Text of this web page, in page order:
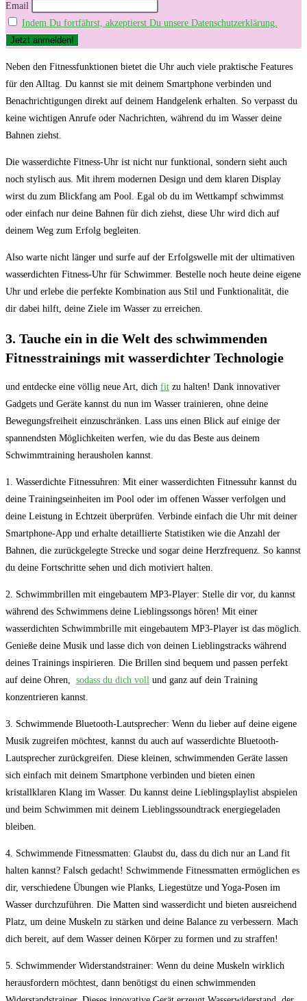
Email
Indem Du fortfährst, akzeptierst Du unsere Datenschutzerklärung.
Neben den Fitnessfunktionen bietet die ​Uhr auch viele praktische Features
für den Alltag. Du kannst sie mit deinem Smartphone verbinden ⁢und
Benachrichtigungen‌ direkt auf deinem Handgelenk‍ erhalten. So verpasst ⁢du
keine wichtigen Anrufe ‌oder ⁣Nachrichten, während du im Wasser deine
Bahnen ziehst.
Die wasserdichte Fitness-Uhr ist nicht nur funktional, sondern sieht auch
noch ‌stylisch⁣ aus. Mit ihrem modernen ⁤Design und dem klaren Display​
wirst ‌du‍ zum Blickfang am Pool. Egal ob du im ‍Wettkampf schwimmst
oder einfach nur deine Bahnen für⁣ dich ziehst, diese Uhr‍ wird ⁣dich auf
deinem Weg‌ zum Erfolg begleiten.
Also warte nicht ⁣länger und surfe⁣ auf der‍ Erfolgswelle mit der ultimativen
wasserdichten Fitness-Uhr für Schwimmer. ‍Bestelle‍ noch heute ​deine ‌eigene
Uhr und erlebe die perfekte Kombination aus Stil und‌ Funktionalität, die
dir dabei hilft, deine Ziele im Wasser zu erreichen.
3. Tauche ein in die Welt des schwimmenden
Fitnesstrainings mit wasserdichter ⁤Technologie
und entdecke eine völlig⁣ neue ⁤Art, dich fit zu halten! Dank innovativer
Gadgets und ‍Geräte kannst du nun im Wasser trainieren, ohne deine⁢
Bewegungsfreiheit einzuschränken. ⁣Lass uns einen Blick auf ⁢einige‍ der
spannendsten⁢ Möglichkeiten werfen, wie du das Beste ⁤aus deinem‍
Schwimmtraining herausholen kannst.
1.‍ Wasserdichte Fitnessuhren: ​Mit einer ‍wasserdichten Fitnessuhr ‍kannst du
deine​ Trainingseinheiten im Pool oder im offenen Wasser ⁢verfolgen und
deine​ Leistung in Echtzeit überprüfen. Verbinde einfach die⁣ Uhr mit⁤ deiner
Smartphone-App und⁢ erhalte detaillierte ⁤Statistiken wie die Anzahl​ der
Bahnen, die zurückgelegte ⁢Strecke und sogar deine Herzfrequenz. ‍So ‍kannst
du deine Fortschritte sehen und dich motiviert halten.
2.⁤ Schwimmbrillen ⁢mit eingebautem MP3-Player: Stelle dir vor, du ⁢kannst
während des Schwimmens deine Lieblingssongs hören! Mit einer
wasserdichten Schwimmbrille ​mit ‌eingebautem MP3-Player ist​ das möglich.
Genieße deine​ Musik‌ und lasse dich von deinen‌ Lieblingstracks‍ während
deines Trainings‍ inspirieren.‍ Die Brillen sind ⁤bequem und passen‍ perfekt
auf⁢ deine Ohren, ​ sodass du dich voll und ganz auf ‌dein Training
konzentrieren kannst.
3. Schwimmende Bluetooth-Lautsprecher: Wenn du lieber auf‍ deine eigene
Musik zugreifen ⁣möchtest,⁤ kannst du auch auf wasserdichte Bluetooth-
Lautsprecher zurückgreifen. Diese kleinen, schwimmenden​ Geräte lassen ​
sich einfach mit deinem ‍Smartphone ​verbinden und bieten einen
kristallklaren Klang⁢ im⁤ Wasser.⁣ Du‌ kannst ​deine Lieblingsplaylist abspielen
und beim Schwimmen mit‍ deinem Lieblingssoundtrack energiegeladen​
bleiben.
4. Schwimmende Fitnessmatten: ⁤Glaubst du, dass du dich​ nur an⁤ Land fit⁢
halten kannst? ‍Falsch gedacht! Schwimmende Fitnessmatten ermöglichen‍ es
dir, ⁢verschiedene Übungen wie Planks, Liegestütze ​und Yoga-Posen⁢ im
‍Wasser durchzuführen. ⁣Die Matten sind wasserdicht und⁤ bieten ⁢ausreichend
Platz, um deine Muskeln ‌zu ‍stärken und⁣ deine ​Balance ‍zu verbessern. Mach
‍dich‌ bereit, auf dem Wasser deinen Körper ⁢zu formen und zu straffen!
5.‌ Schwimmender Widerstandstrainer: Wenn du deine Muskeln ⁢wirklich​
herausfordern möchtest, dann benötigst du ⁢einen schwimmenden